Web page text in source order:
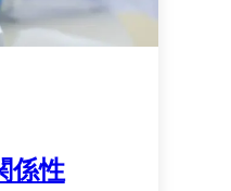
係性